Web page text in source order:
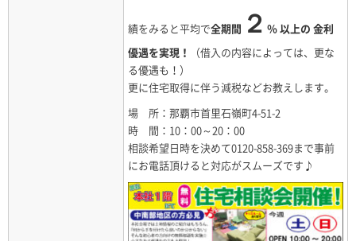
績をみると平均で全期間 ２ ％ 以上の 金利
優遇を実現！
（借入の内容によっては、更な
る優遇も！）
更に住宅取得に伴う減税などお教えします。
場 所：那覇市首里石嶺町4-51-2
時 間：10：00～20：00
相談希望日時を決めて0120-858-369まで事前
にお電話頂けると対応がスムーズです♪